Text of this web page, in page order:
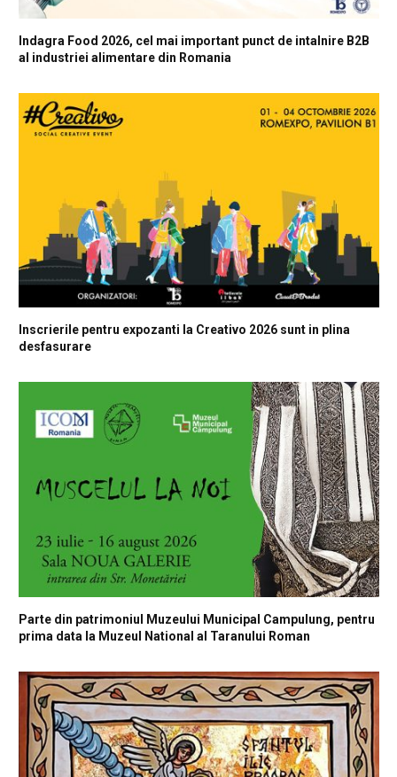
Indagra Food 2026, cel mai important punct de intalnire B2B
al industriei alimentare din Romania
Inscrierile pentru expozanti la Creativo 2026 sunt in plina
desfasurare
Parte din patrimoniul Muzeului Municipal Campulung, pentru
prima data la Muzeul National al Taranului Roman